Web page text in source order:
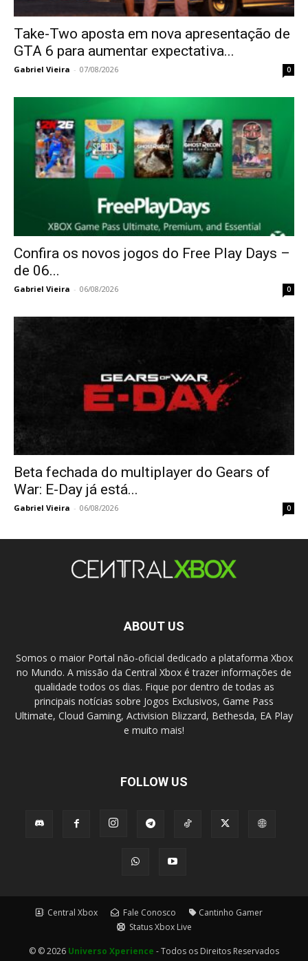
Take-Two aposta em nova apresentação de
GTA 6 para aumentar expectativa...
Gabriel Vieira - 07/08/2026 0
Confira os novos jogos do Free Play Days –
de 06...
Gabriel Vieira - 06/08/2026 0
Beta fechada do multiplayer do Gears of
War: E-Day já está...
Gabriel Vieira - 06/08/2026 0
ABOUT US
Somos o maior Portal não-oficial dedicado a plataforma Xbox
no Mundo. A missão da Central Xbox é trazer informações de
qualidade todos os dias. Fique por dentro de todas as
principais notícias sobre Jogos Exclusivos, Game Pass
Ultimate, Cloud Gaming, Activision Blizzard, Bethesda, EA Play
e muito mais!
FOLLOW US
Central Xbox Fale Conosco
Cantinho Gamer
Status Xbox Live
© © 2026 Universo Xperience - Todos os Direitos Reservados